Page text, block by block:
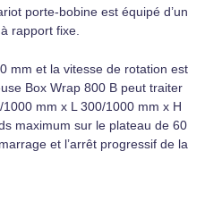
porte-bobine est équipé d’un
rapport fixe.
mm et la vitesse de rotation est
Box Wrap 800 B peut traiter
mm x L 300/1000 mm x H
maximum sur le plateau de 60
et l’arrêt progressif de la